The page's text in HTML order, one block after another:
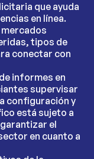
que ayuda
en línea.
tipos de
conectar con
informes en
supervisar
configuración y
está sujeto a
el
en cuanto a